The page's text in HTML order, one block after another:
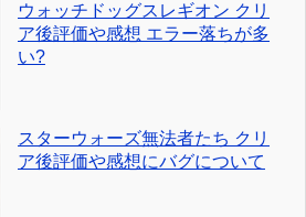
ウォッチドッグスレギオン クリ
ア後評価や感想 エラー落ちが多
い?
スターウォーズ無法者たち クリ
ア後評価や感想にバグについて